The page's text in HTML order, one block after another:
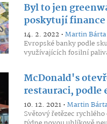
Byl to jen
poskytují
14. 2. 2022 •Martin Bárta
Evropské banky podle
využívajících fosilní
McDonald's
restauraci, podle
10. 12. 2021 •Martin
Světový řetězec